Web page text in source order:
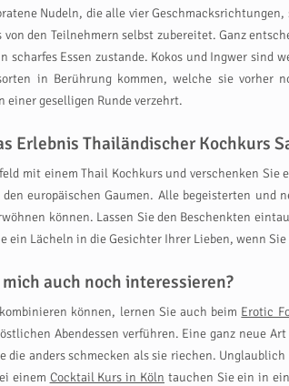
Nudeln, die alle vier
den Teilnehmern selbst zubereitet. Ganz
scharfes Essen zustande. Kokos und Ingwer
in Berührung kommen, welche sie
einer geselligen Runde verzehrt.
Erlebnis Thailändischer Kochkurs
mit einem Thail Kochkurs und verschenken
europäischen Gaumen. Alle begeisterten und
können. Lassen Sie den Beschenkten
ein Lächeln in die Gesichter Ihrer Lieben, wenn
auch noch interessieren?
können, lernen Sie auch beim Erotic
Abendessen verführen. Eine ganz neue
die anders schmecken als sie riechen.
einem Cocktail Kurs in Köln tauchen Sie ein in